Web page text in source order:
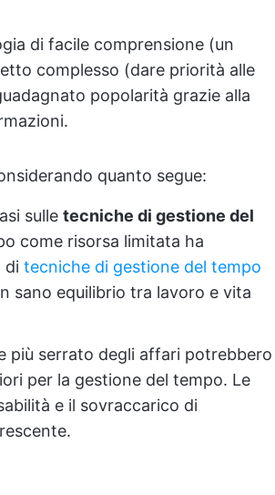
di facile comprensione (un
complesso (dare priorità alle
popolarità grazie alla
quanto segue:
sulle tecniche di gestione del
come risorsa limitata ha
di tecniche di gestione del tempo
sano equilibrio tra lavoro e vita
più serrato degli affari potrebbero
per la gestione del tempo. Le
e il sovraccarico di